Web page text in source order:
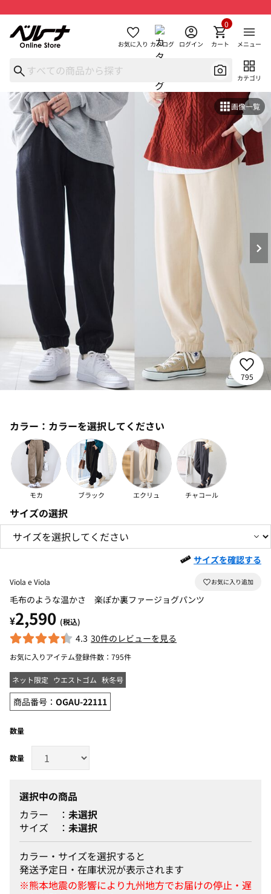
お気に入り カタログ ログイン カート
0
メニュー
カテゴリ
画像一覧
795
カラー： カラーを選択してください
モカ ブラック エクリュ チャコール
サイズの選択
サイズを確認する
Viola e Viola
毛布のような温かさ 楽ぽか裏ファージョグパンツ
¥2,590 (税込)
4.3 30件のレビューを見る
お気に入りアイテム登録件数： 795件
ネット限定 ウエストゴム 秋冬号
商品番号： OGAU-22111
数量
選択中の商品
カラー
未選択
サイズ
未選択
カラー・サイズを選択すると
発送予定日・在庫状況が表示されます